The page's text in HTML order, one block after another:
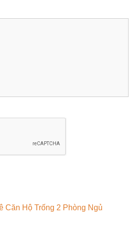
Căn Hộ Trống 2 Phòng Ngủ